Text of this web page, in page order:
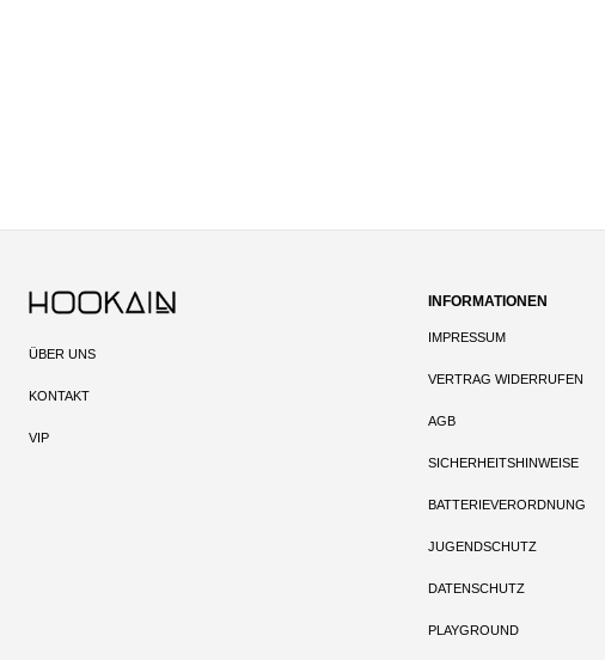
ÜBER UNS
KONTAKT
VIP
INFORMATIONEN
IMPRESSUM
VERTRAG WIDERRUFEN
AGB
SICHERHEITSHINWEISE
BATTERIEVERORDNUNG
JUGENDSCHUTZ
DATENSCHUTZ
PLAYGROUND